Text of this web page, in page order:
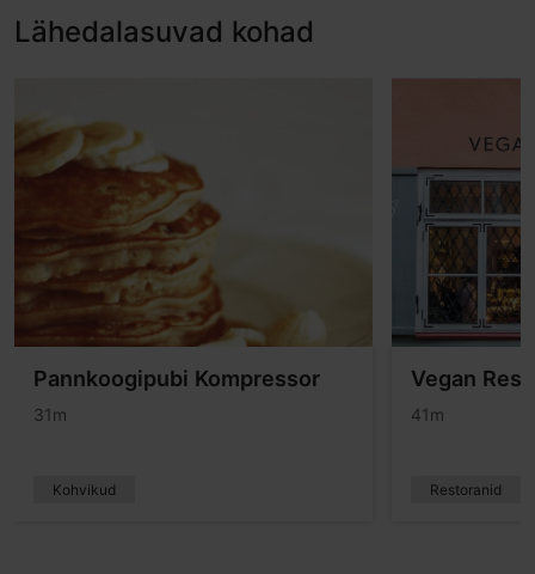
Lähedalasuvad kohad
Pannkoogipubi Kompressor
31m
Kohvikud
Vegan
41m
Restoranid